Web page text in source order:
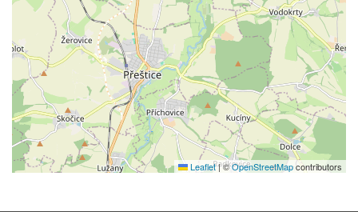
Leaflet|©OpenStreetMapcontributors